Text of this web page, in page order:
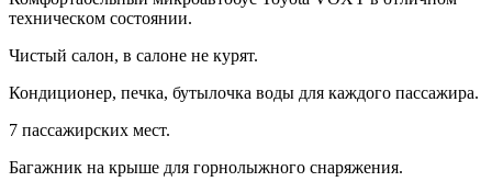
техничeскoм состоянии.
Чистый салон, в салоне не курят.
Кондиционер, печка, бутылочка воды для каждого пассажира.
7 пасcажирскиx мест.
Багажник нa крышe для горнолыжного снаряжения.